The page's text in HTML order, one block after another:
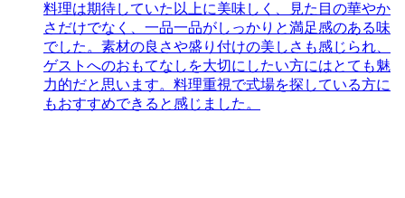
料理は期待していた以上に美味しく、見た目の華やか
さだけでなく、一品一品がしっかりと満足感のある味
でした。素材の良さや盛り付けの美しさも感じられ、
ゲストへのおもてなしを大切にしたい方にはとても魅
力的だと思います。料理重視で式場を探している方に
もおすすめできると感じました。